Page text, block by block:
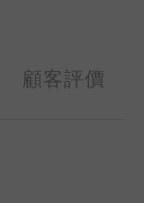
顧客評價